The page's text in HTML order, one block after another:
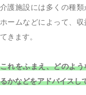
介護施設には多くの種
ホームなどによって、
てきます。
これをふまえ、どのよ
るかなどをアドバイスし